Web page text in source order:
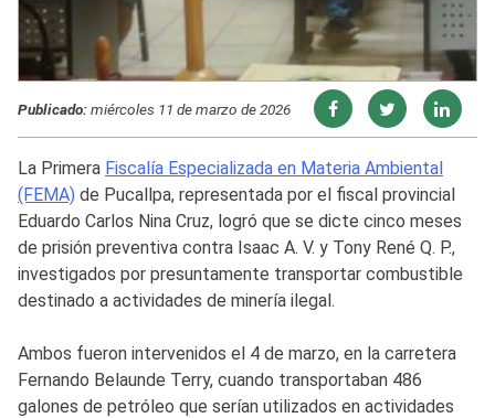
Publicado:miércoles 11 de marzo de 2026
La Primera Fiscalía Especializada en Materia Ambiental
(FEMA) de Pucallpa, representada por el fiscal provincial
Eduardo Carlos Nina Cruz, logró que se dicte cinco meses
de prisión preventiva contra Isaac A. V. y Tony René Q. P.,
investigados por presuntamente transportar combustible
destinado a actividades de minería ilegal.
Ambos fueron intervenidos el 4 de marzo, en la carretera
Fernando Belaunde Terry, cuando transportaban 486
galones de petróleo que serían utilizados en actividades